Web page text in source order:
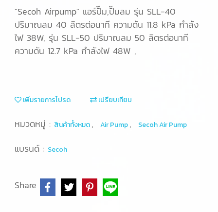
"Secoh Airpump" แอร์ปั๊ม,ปั๊มลม รุ่น SLL-40
ปริมาณลม 40 ลิตรต่อนาที ความดัน 11.8 kPa กำลัง
ไฟ 38W, รุ่น SLL-50 ปริมาณลม 50 ลิตรต่อนาที
ความดัน 12.7 kPa กำลังไฟ 48W ,
เพิ่มรายการโปรด เปรียบเทียบ
หมวดหมู่ : สินค้าทั้งหมด, Air Pump, Secoh Air Pump
แบรนด์ : Secoh
Share